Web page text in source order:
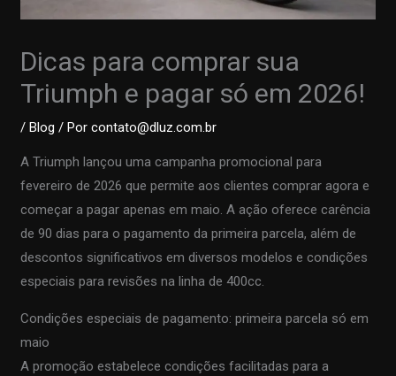
Dicas para comprar sua
Triumph e pagar só em 2026!
/ Blog / Porcontato@dluz.com.br
A Triumph lançou uma campanha promocional para
fevereiro de 2026 que permite aos clientes comprar agora e
começar a pagar apenas em maio. A ação oferece carência
de 90 dias para o pagamento da primeira parcela, além de
descontos significativos em diversos modelos e condições
especiais para revisões na linha de 400cc.
Condições especiais de pagamento: primeira parcela só em
maio
A promoção estabelece condições facilitadas para a